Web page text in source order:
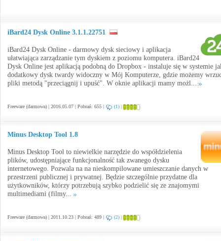
iBard24 Dysk Online 3.1.1.22751
iBard24 Dysk Online - darmowy dysk sieciowy i aplikacja
ułatwiająca zarządzanie tym dyskiem z poziomu komputera. iBard24
Dysk Online jest aplikacją podobną do Dropbox - instaluje się w systemie
dodatkowy dysk twardy widoczny w Mój Komputerze, gdzie możemy
pliki metodą "przeciągnij i upuść". W oknie aplikacji mamy możl...
Freeware (darmowa) | 2016.05.07 | Pobrań: 655 | (1) |
Minus Desktop Tool 1.8
Minus Desktop Tool to niewielkie narzędzie do współdzielenia
plików, udostępniające funkcjonalność tak zwanego dysku
internetowego. Pozwala na na nieskompilowane umieszczanie danych w
przestrzeni publicznej i prywatnej. Będzie szczególnie przydatne dla
użytkowników, którzy potrzebują szybko podzielić się ze znajomymi
multimediami (filmy...
Freeware (darmowa) | 2011.10.23 | Pobrań: 489 | (2) |